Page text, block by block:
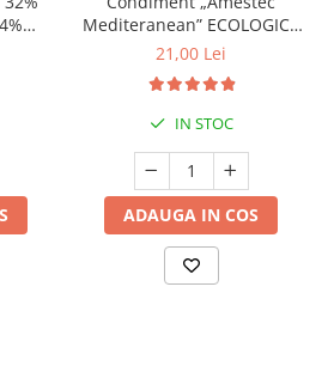
Mediteranean” ECOLOGIC -
15g (Recipient Sticlă)
21,00 Lei
IN STOC
ADAUGA IN COS